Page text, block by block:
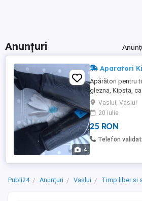
Anunțuri
4
Aparatori
Apărători pentru
glezna, Kipsta,
teren, doar le-a
mesaje in
deschidere colet
Română.
Vaslui, Vaslui
20 iulie
25 RON
Telefon validat
Publi24 Anunțuri Vaslui Timp liber si